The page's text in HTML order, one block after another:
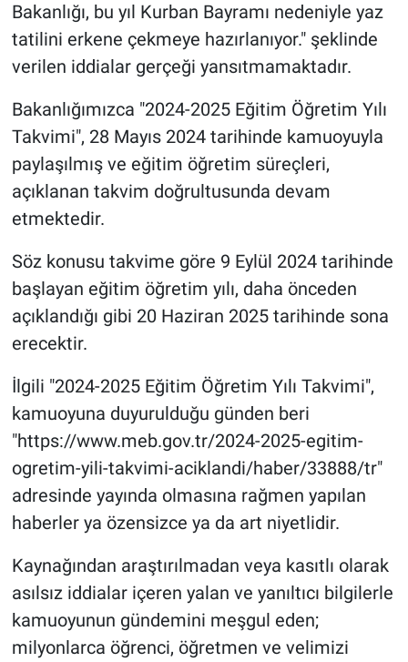
Bakanlığı, bu yıl Kurban Bayramı nedeniyle yaz
tatilini erkene çekmeye hazırlanıyor." şeklinde
verilen iddialar gerçeği yansıtmamaktadır.
Bakanlığımızca "2024-2025 Eğitim Öğretim Yılı
Takvimi", 28 Mayıs 2024 tarihinde kamuoyuyla
paylaşılmış ve eğitim öğretim süreçleri,
açıklanan takvim doğrultusunda devam
etmektedir.
Söz konusu takvime göre 9 Eylül 2024 tarihinde
başlayan eğitim öğretim yılı, daha önceden
açıklandığı gibi 20 Haziran 2025 tarihinde sona
erecektir.
İlgili "2024-2025 Eğitim Öğretim Yılı Takvimi",
kamuoyuna duyurulduğu günden beri
"https://www.meb.gov.tr/2024-2025-egitim-
ogretim-yili-takvimi-aciklandi/haber/33888/tr"
adresinde yayında olmasına rağmen yapılan
haberler ya özensizce ya da art niyetlidir.
Kaynağından araştırılmadan veya kasıtlı olarak
asılsız iddialar içeren yalan ve yanıltıcı bilgilerle
kamuoyunun gündemini meşgul eden;
milyonlarca öğrenci, öğretmen ve velimizi
Sağlık
Spor
Teknoloji
Türkiye'nin Geleceği
Türkiye'nin Gündemi
Yerel Gündem
Yerel Yaşam
Canlı Yayın